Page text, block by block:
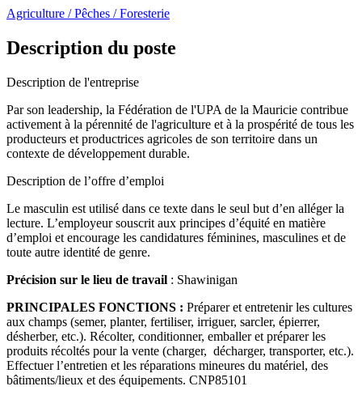
Agriculture / Pêches / Foresterie
Description du poste
Description de l'entreprise
Par son leadership, la Fédération de l'UPA de la Mauricie contribue
activement à la pérennité de l'agriculture et à la prospérité de tous les
producteurs et productrices agricoles de son territoire dans un
contexte de développement durable.
Description de l’offre d’emploi
Le masculin est utilisé dans ce texte dans le seul but d’en alléger la
lecture. L’employeur souscrit aux principes d’équité en matière
d’emploi et encourage les candidatures féminines, masculines et de
toute autre identité de genre.
Précision sur le lieu de travail : Shawinigan
PRINCIPALES FONCTIONS : Préparer et entretenir les cultures
aux champs (semer, planter, fertiliser, irriguer, sarcler, épierrer,
désherber, etc.). Récolter, conditionner, emballer et préparer les
produits récoltés pour la vente (charger, décharger, transporter, etc.).
Effectuer l’entretien et les réparations mineures du matériel, des
bâtiments/lieux et des équipements. CNP85101